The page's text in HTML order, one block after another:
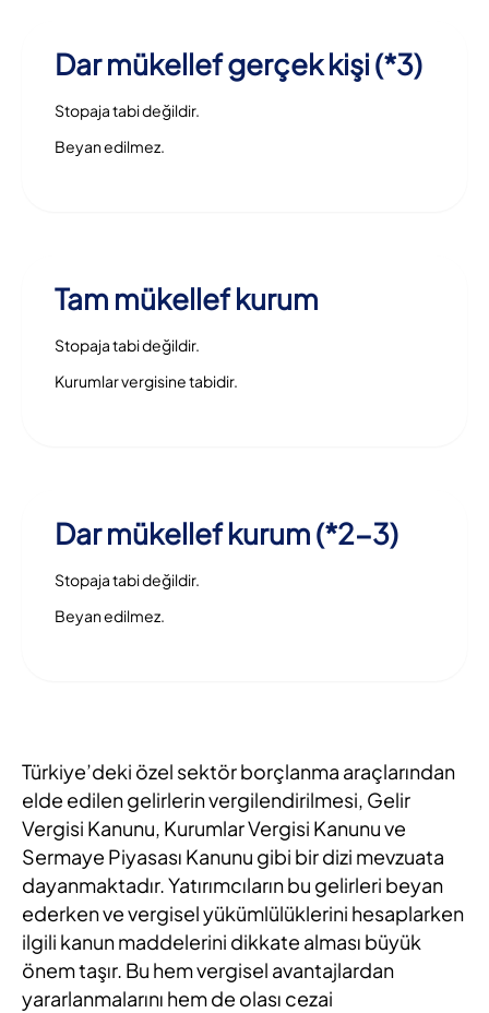
Dar mükellef gerçek kişi (*3)
Stopaja tabi değildir.
Beyan edilmez.
Tam mükellef kurum
Stopaja tabi değildir.
Kurumlar vergisine tabidir.
Dar mükellef kurum (*2-3)
Stopaja tabi değildir.
Beyan edilmez.
Türkiye’deki özel sektör borçlanma araçlarından
elde edilen gelirlerin vergilendirilmesi, Gelir
Vergisi Kanunu, Kurumlar Vergisi Kanunu ve
Sermaye Piyasası Kanunu gibi bir dizi mevzuata
dayanmaktadır. Yatırımcıların bu gelirleri beyan
ederken ve vergisel yükümlülüklerini hesaplarken
ilgili kanun maddelerini dikkate alması büyük
önem taşır. Bu hem vergisel avantajlardan
yararlanmalarını hem de olası cezai